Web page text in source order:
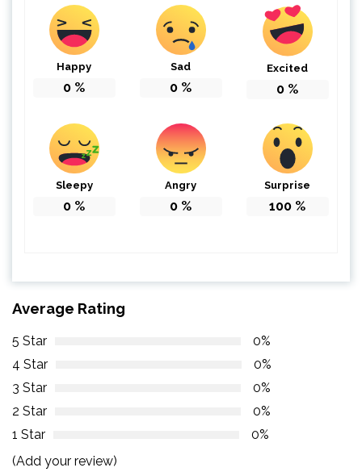
Happy
0 %
Sad
0 %
Excited
0 %
Sleepy
0 %
Angry
0 %
Surprise
100 %
Average Rating
5 Star
0%
4 Star
0%
3 Star
0%
2 Star
0%
1 Star
0%
(Add your review)